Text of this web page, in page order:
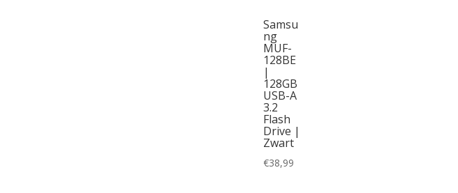
Samsu
ng
MUF-
128BE
|
128GB
USB-A
3.2
Flash
Drive |
Zwart
€38,99